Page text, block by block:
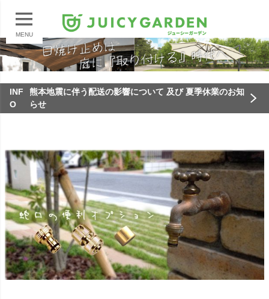
MENU
INF
O
熊本地震に伴う配送の影響について 及び 夏季休業のお知
らせ